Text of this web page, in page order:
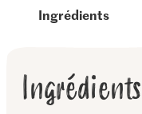
Ingrédients
Ingrédients